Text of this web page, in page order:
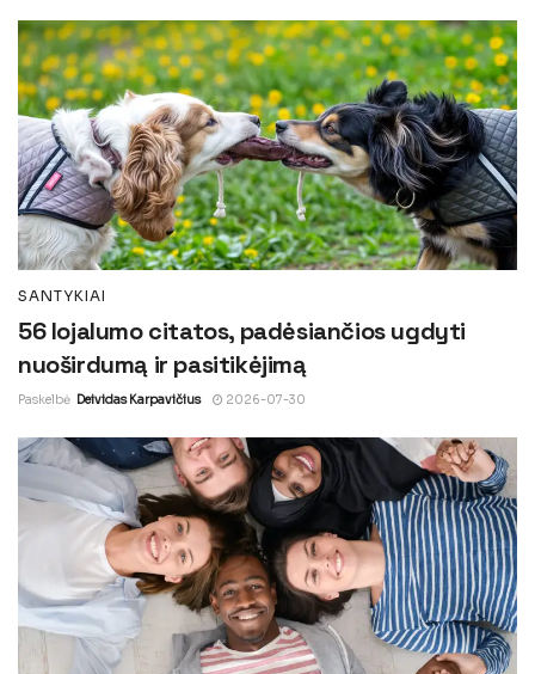
SANTYKIAI
56 lojalumo citatos, padėsiančios ugdyti
nuoširdumą ir pasitikėjimą
Paskelbė Deividas Karpavičius 2026-07-30